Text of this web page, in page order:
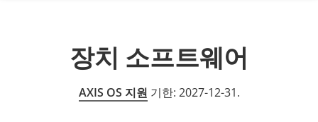
장치 소프트웨어
AXIS OS 지원 기한: 2027-12-31.